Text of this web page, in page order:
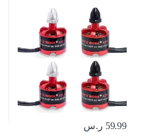
F450 F550 X525 ذاتية الصنع
59.99 ر.س